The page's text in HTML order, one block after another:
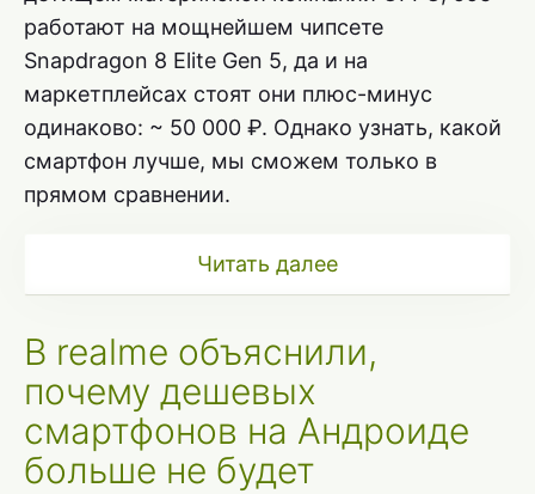
работают на мощнейшем чипсете
Snapdragon 8 Elite Gen 5, да и на
маркетплейсах стоят они плюс-минус
одинаково: ~ 50 000 ₽. Однако узнать, какой
смартфон лучше, мы сможем только в
прямом сравнении.
Читать далее
В realme объяснили,
почему дешевых
смартфонов на Андроиде
больше не будет